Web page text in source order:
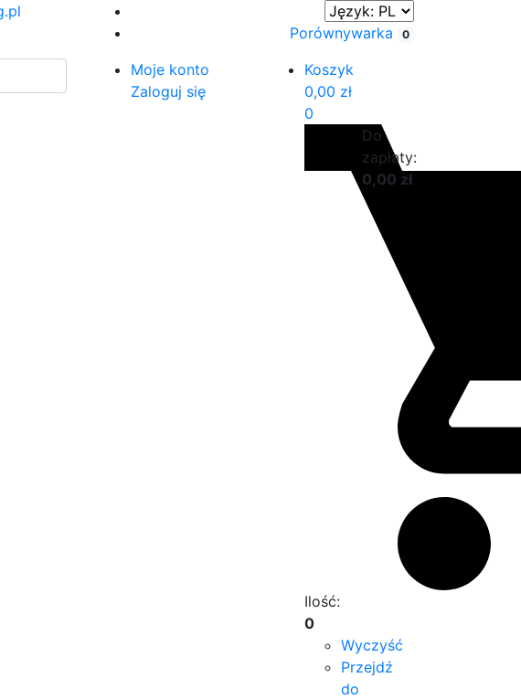
Porównywarka
0
Moje konto
Zaloguj się
Koszyk
0,00 zł
0
Ilość:
0
Do
zapłaty:
0,00 zł
Wyczyść
Przejdź
do